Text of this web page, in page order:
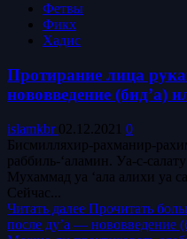
Фетвы
Фикх
Хадис
Протирание лица
нововведение (бид’а)
islamkbr 02.12.2021 0
Бисмилляхир-рахманир-
раббиль-‘аламин. Уа-с-
Мухаммад уа ‘ала алихи уа
Сейчас...
Читать далее Прочитать
после ду’а — нововведение